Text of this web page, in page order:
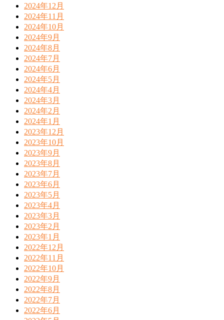
2024年12月
2024年11月
2024年10月
2024年9月
2024年8月
2024年7月
2024年6月
2024年5月
2024年4月
2024年3月
2024年2月
2024年1月
2023年12月
2023年10月
2023年9月
2023年8月
2023年7月
2023年6月
2023年5月
2023年4月
2023年3月
2023年2月
2023年1月
2022年12月
2022年11月
2022年10月
2022年9月
2022年8月
2022年7月
2022年6月